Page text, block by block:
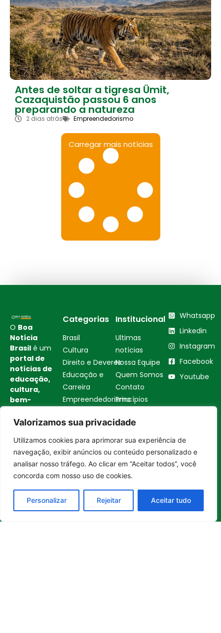
Valorizamos sua privacidade
Utilizamos cookies para aprimorar sua experiência de
navegação, exibir anúncios ou conteúdo personalizado e
analisar nosso tráfego. Ao clicar em “Aceitar todos”, você
concorda com nosso uso de cookies.
Personalizar Rejeitar Aceitar tudo
Antes de soltar a tigresa Ümit,
Cazaquistão passou 6 anos
preparando a natureza
2 dias atrás Empreendedorismo
Carregar mais notícias
O Boa
Notícia
Brasil é um
portal de
notícias de
educação,
cultura,
bem-
empreendedorismo,
tecnologia
e
sustentabilidade
no Brasil e
Reúne
histórias
inspiradoras,
Categorias
Brasil
Cultura
Direito e Deveres
Educação e
Carreira
Empreendedorismo
Sustentabilidade
Tecnologia
Turismo e
Gastronomia
Institucional
Ultimas
notícias
Nossa Equipe
Quem Somos
Contato
Princípios
Política de
Política de
Cookies
Whatsapp
Linkedin
Instagram
Facebook
Youtube